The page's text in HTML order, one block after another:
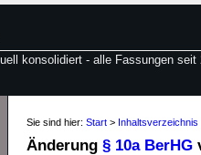
konsolidiert - alle Fassungen seit
Sie sind hier: Start > Inhaltsverzeichnis
Änderung § 10a BerHG